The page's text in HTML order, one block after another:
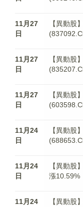
11月27
日
【異動股
11月27
日
【異動股
11月27
日
【異動股
11月24
日
【異動股
11月24
日
【異動股
漲10.59%
11月24
【異動股